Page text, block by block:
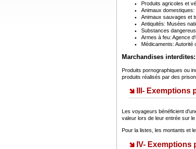
Produits agricoles et
Animaux
Animaux sauvages et
Antiquités: Musées
Substances
Armes à feu: Agence
Médicaments: Autorité
Marchandises interdites:
Produits pornographiques ou
produits réalisés par des
III-
Les voyageurs bénéficient
valeur lors de leur entrée sur le
Pour la listes, les montants et
IV- Exemptions